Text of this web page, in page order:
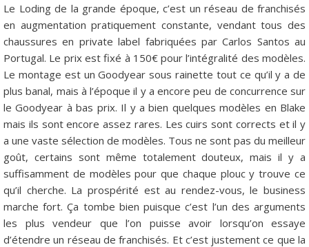
Le Loding de la grande époque, c’est un réseau de franchisés
en augmentation pratiquement constante, vendant tous des
chaussures en private label fabriquées par Carlos Santos au
Portugal. Le prix est fixé à 150€ pour l’intégralité des modèles.
Le montage est un Goodyear sous rainette tout ce qu’il y a de
plus banal, mais à l’époque il y a encore peu de concurrence sur
le Goodyear à bas prix. Il y a bien quelques modèles en Blake
mais ils sont encore assez rares. Les cuirs sont corrects et il y
a une vaste sélection de modèles. Tous ne sont pas du meilleur
goût, certains sont même totalement douteux, mais il y a
suffisamment de modèles pour que chaque plouc y trouve ce
qu’il cherche. La prospérité est au rendez-vous, le business
marche fort. Ça tombe bien puisque c’est l’un des arguments
les plus vendeur que l’on puisse avoir lorsqu’on essaye
d’étendre un réseau de franchisés. Et c’est justement ce que la